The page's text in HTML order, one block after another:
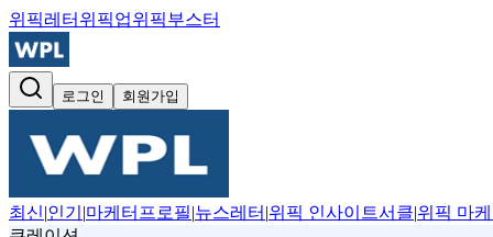
위픽레터 위픽업위픽부스터
로그인 회원가입
최신|인기 |마케터프로필|뉴스레터 |위픽 인사이트서클|위픽 마케